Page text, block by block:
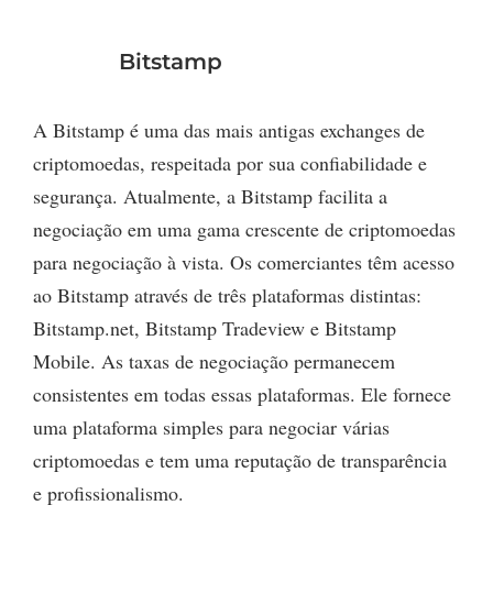
Bitstamp
A Bitstamp é uma das mais antigas exchanges de
criptomoedas, respeitada por sua confiabilidade e
segurança. Atualmente, a Bitstamp facilita a
negociação em uma gama crescente de criptomoedas
para negociação à vista. Os comerciantes têm acesso
ao Bitstamp através de três plataformas distintas:
Bitstamp.net, Bitstamp Tradeview e Bitstamp
Mobile. As taxas de negociação permanecem
consistentes em todas essas plataformas. Ele fornece
uma plataforma simples para negociar várias
criptomoedas e tem uma reputação de transparência
e profissionalismo.